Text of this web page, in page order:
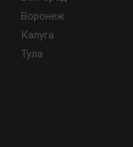
Воронеж
Калуга
Тула